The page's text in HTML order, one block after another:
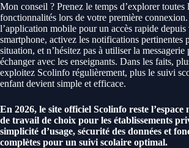
Mon conseil ? Prenez le temps d’explorer toutes
fonctionnalités lors de votre première
l’application mobile pour un accès rapide depuis
smartphone, activez les notifications pertinentes
situation, et n’hésitez pas à utiliser la messagerie
échanger avec les enseignants. Dans les faits,
exploitez Scolinfo régulièrement, plus le suivi
enfant devient simple et efficace.
En 2026, le site officiel Scolinfo reste l’espace
de travail de choix pour les établissements
simplicité d’usage, sécurité des données et
complètes pour un suivi scolaire optimal.